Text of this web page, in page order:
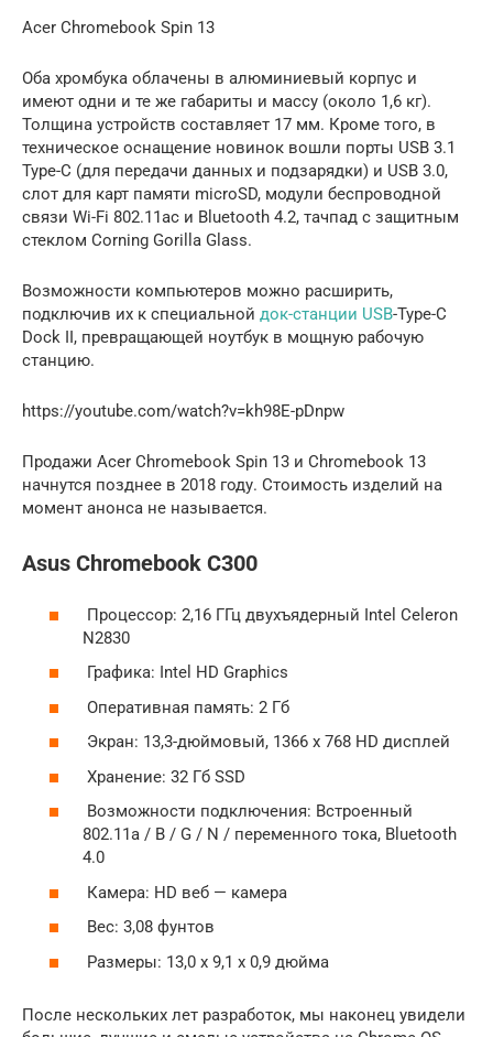
Acer Chromebook Spin 13
Оба хромбука облачены в алюминиевый корпус и
имеют одни и те же габариты и массу (около 1,6 кг).
Толщина устройств составляет 17 мм. Кроме того, в
техническое оснащение новинок вошли порты USB 3.1
Type-C (для передачи данных и подзарядки) и USB 3.0,
слот для карт памяти microSD, модули беспроводной
связи Wi-Fi 802.11ac и Bluetooth 4.2, тачпад с защитным
стеклом Corning Gorilla Glass.
Возможности компьютеров можно расширить,
подключив их к специальной док-станции USB-Type-C
Dock II, превращающей ноутбук в мощную рабочую
станцию.
https://youtube.com/watch?v=kh98E-pDnpw
Продажи Acer Chromebook Spin 13 и Chromebook 13
начнутся позднее в 2018 году. Стоимость изделий на
момент анонса не называется.
Asus Chromebook C300
Процессор: 2,16 ГГц двухъядерный Intel Celeron
N2830
Графика: Intel HD Graphics
Оперативная память: 2 Гб
Экран: 13,3-дюймовый, 1366 х 768 HD дисплей
Хранение: 32 Гб SSD
Возможности подключения: Встроенный
802.11a / B / G / N / переменного тока, Bluetooth
4.0
Камера: HD веб — камера
Вес: 3,08 фунтов
Размеры: 13,0 х 9,1 х 0,9 дюйма
После нескольких лет разработок, мы наконец увидели